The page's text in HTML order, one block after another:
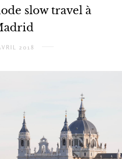
slow travel à
2018